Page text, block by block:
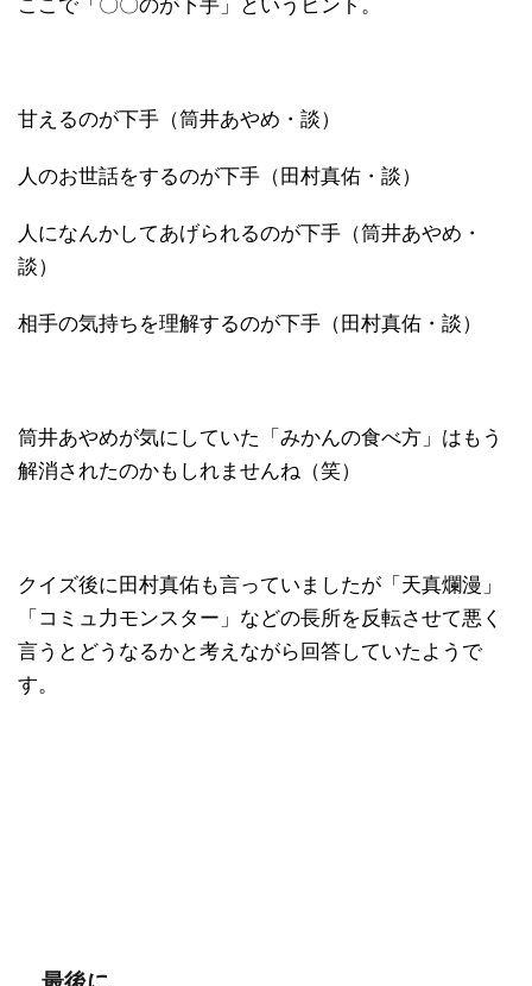
ここで「〇〇のが下手」というヒント。
甘えるのが下手（筒井あやめ・談）
人のお世話をするのが下手（田村真佑・談）
人になんかしてあげられるのが下手（筒井あやめ・
談）
相手の気持ちを理解するのが下手（田村真佑・談）
筒井あやめが気にしていた「みかんの食べ方」はもう
解消されたのかもしれませんね（笑）
クイズ後に田村真佑も言っていましたが「天真爛漫」
「コミュ力モンスター」などの長所を反転させて悪く
言うとどうなるかと考えながら回答していたようで
す。